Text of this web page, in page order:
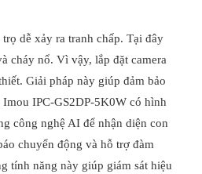
dễ xảy ra tranh chấp. Tại đây
cháy nổ. Vì vậy, lắp đặt camera
Giải pháp này giúp đảm bảo
Imou IPC-GS2DP-5K0W có hình
công nghệ AI để nhận diện con
chuyển động và hỗ trợ đàm
tính năng này giúp giám sát hiệu